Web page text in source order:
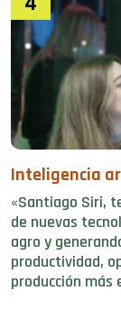
Inteligencia
«Santiago Siri,
de nuevas
agro y
productividad,
producción